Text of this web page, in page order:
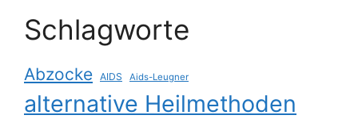
Schlagworte
Abzocke AIDS Aids-Leugner
alternative Heilmethoden